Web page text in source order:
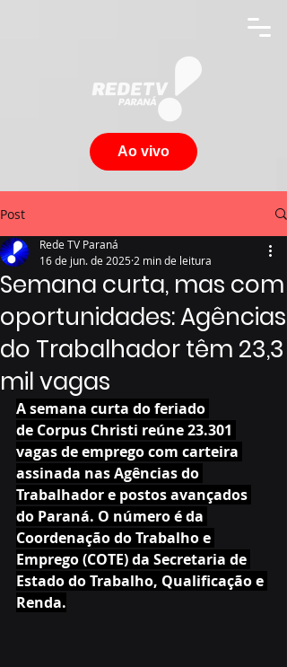
Ao vivo
Post
Semana curta, mas com
oportunidades: Agências
do Trabalhador têm 23,3
mil vagas
Rede TV Paraná
16 de jun. de 2025 2 min de leitura
A semana curta do feriado
de Corpus Christi reúne 23.301
vagas de emprego com carteira
assinada nas Agências do
Trabalhador e postos avançados
do Paraná. O número é da
Coordenação do Trabalho e
Emprego (COTE) da Secretaria de
Estado do Trabalho, Qualificação e
Renda.